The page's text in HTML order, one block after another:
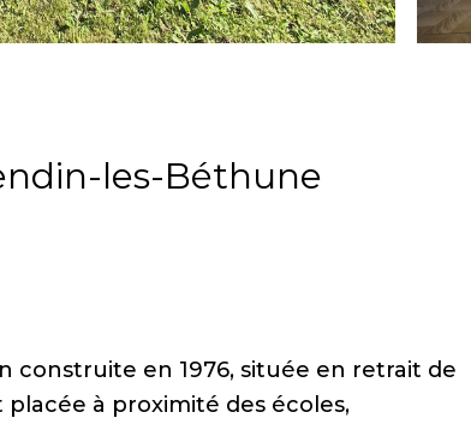
les-Béthune
construite en 1976, située en retrait de
à proximité des écoles,